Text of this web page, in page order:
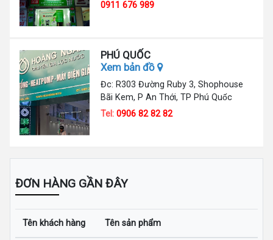
0911 676 989
PHÚ QUỐC
Xem bản đồ
Đc: R303 Đường Ruby 3, Shophouse
Bãi Kem, P An Thới, TP Phú Quốc
Tel:0906 82 82 82
ĐƠN HÀNG GẦN ĐÂY
Tên khách hàng Tên sản phẩm